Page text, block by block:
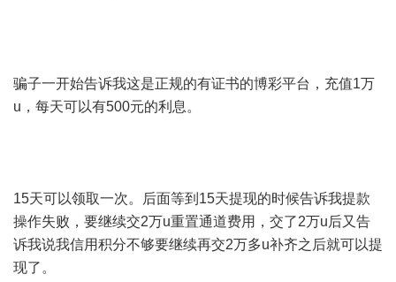
骗子一开始告诉我这是正规的有证书的博彩平台，充值1万
u，每天可以有500元的利息。
15天可以领取一次。后面等到15天提现的时候告诉我提款
操作失败，要继续交2万u重置通道费用，交了2万u后又告
诉我说我信用积分不够要继续再交2万多u补齐之后就可以提
现了。